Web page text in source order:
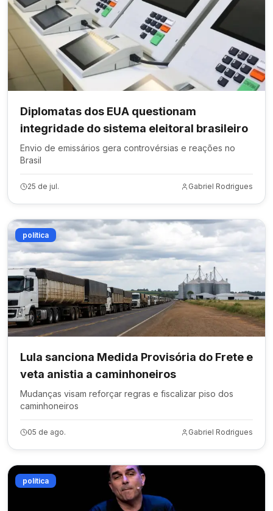
Diplomatas dos EUA questionam
integridade do sistema eleitoral brasileiro
Envio de emissários gera controvérsias e reações no
Brasil
25 de jul. Gabriel Rodrigues
política
Lula sanciona Medida Provisória do Frete e
veta anistia a caminhoneiros
Mudanças visam reforçar regras e fiscalizar piso dos
caminhoneiros
05 de ago. Gabriel Rodrigues
política